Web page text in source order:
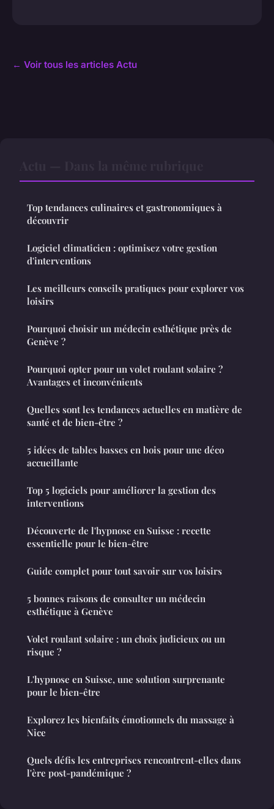
← Voir tous les articles Actu
Top tendances culinaires et gastronomiques à
découvrir
Logiciel climaticien : optimisez votre gestion
d'interventions
Les meilleurs conseils pratiques pour explorer vos
loisirs
Pourquoi choisir un médecin esthétique près de
Genève ?
Pourquoi opter pour un volet roulant solaire ?
Avantages et inconvénients
Quelles sont les tendances actuelles en matière de
santé et de bien-être ?
5 idées de tables basses en bois pour une déco
accueillante
Top 5 logiciels pour améliorer la gestion des
interventions
Découverte de l'hypnose en Suisse : recette
essentielle pour le bien-être
Guide complet pour tout savoir sur vos loisirs
5 bonnes raisons de consulter un médecin
esthétique à Genève
Volet roulant solaire : un choix judicieux ou un
risque ?
L'hypnose en Suisse, une solution surprenante
pour le bien-être
Explorez les bienfaits émotionnels du massage à
Nice
Quels défis les entreprises rencontrent-elles dans
l'ère post-pandémique ?